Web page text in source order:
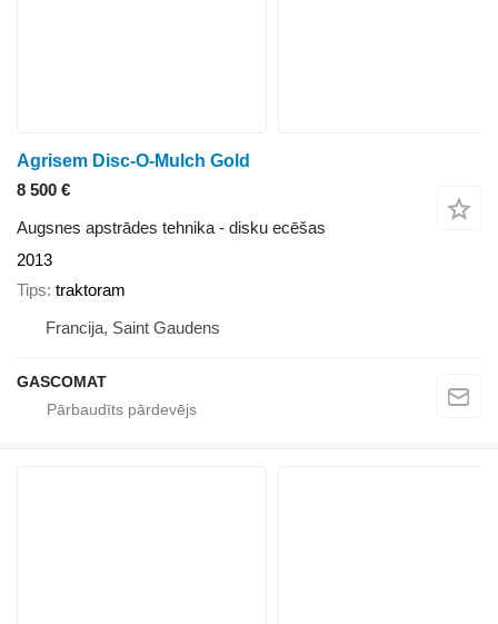
Agrisem Disc-O-Mulch Gold
8 500 €
Augsnes apstrādes tehnika - disku ecēšas
2013
Tips traktoram
Francija, Saint Gaudens
GASCOMAT